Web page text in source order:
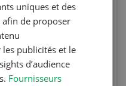
en participant à
Les questions
et les
uniques et des
afin de proposer
publicités et le
d’audience
Fournisseurs